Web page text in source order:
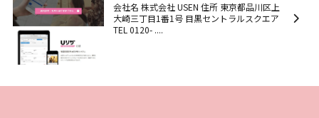
会社名 株式会社 USEN 住所 東京都品川区上
大崎三丁目1番1号 目黒セントラルスクエア
TEL 0120- ....